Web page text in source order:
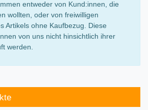
entweder von Kund:innen, die
wollten, oder von freiwilligen
Artikels ohne Kaufbezug. Diese
von uns nicht hinsichtlich ihrer
werden.